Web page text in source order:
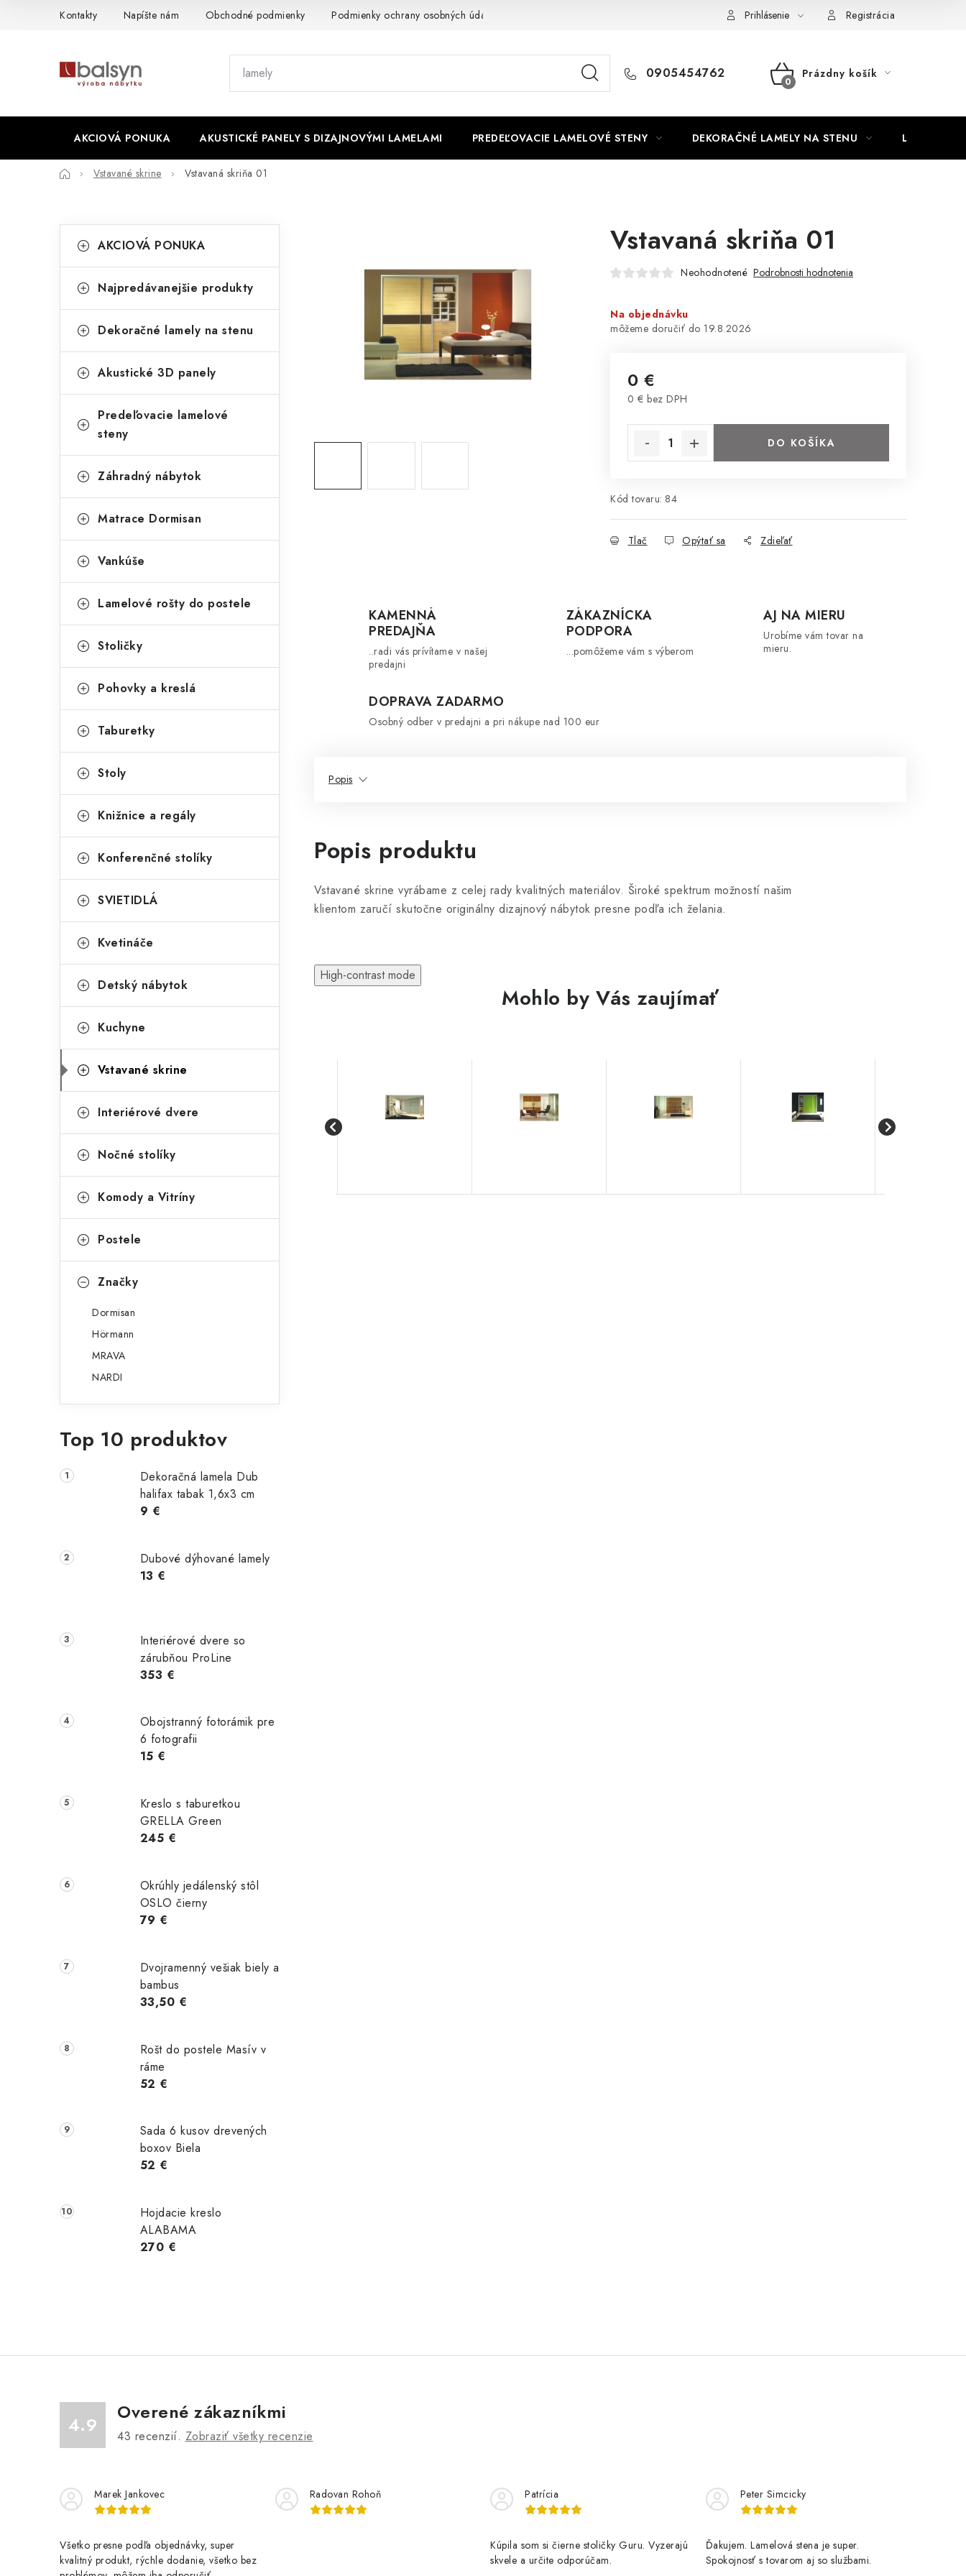
Kontakty Napíšte nám Obchodné podmienky Podmienky ochrany osobných údajov Nábytok na mieru Najpredávanejšie produkty
Prihlásenie Registrácia
0905454762
NÁKUPNÝ
Prázdny košík
AKCIOVÁ PONUKA AKUSTICKÉ PANELY S DIZAJNOVÝMI LAMELAMI PREDEĽOVACIE LAMELOVÉ STENY DEKORAČNÉ LAMELY NA STENU LAMELOVÉ
DomovVstavané skrine Vstavaná skriňa 01
o
n
ý
a
e
kategórie
a
e
ó
i
AKCIOVÁ PONUKA
Najpredávanejšie produkty
Dekoračné lamely na stenu
Akustické 3D panely
Predeľovacie lamelové
steny
Záhradný nábytok
Matrace Dormisan
Vankúše
Lamelové rošty do postele
Stoličky
Pohovky a kreslá
Taburetky
Stoly
Knižnice a regály
Konferenčné stolíky
SVIETIDLÁ
Kvetináče
Detský nábytok
Kuchyne
Vstavané skrine
Interiérové dvere
Nočné stolíky
Komody a Vitríny
Postele
Značky
Dormisan
Hörmann
MRAVA
NARDI
Top 10 produktov
Dekoračná lamela Dub
halifax tabak 1,6x3 cm
9 €
Dubové dýhované lamely
13 €
Interiérové dvere so
zárubňou ProLine
353 €
Obojstranný fotorámik pre
6 fotografii
15 €
Kreslo s taburetkou
GRELLA Green
245 €
Okrúhly jedálenský stôl
OSLO čierny
79 €
Dvojramenný vešiak biely a
bambus
33,50 €
Rošt do postele Masív v
ráme
52 €
Sada 6 kusov drevených
boxov Biela
52 €
Hojdacie kreslo
ALABAMA
270 €
Vstavaná skriňa 01
Neohodnotené Podrobnosti hodnotenia
Na objednávku
19.8.2026
0 €
0 € bez DPH
DO KOŠÍKA
Kód tovaru: 84
Tlač Opýtať sa Zdieľať
KAMENNÁ
PREDAJŇA
..radi vás prívítame v našej
predajni
ZÁKAZNÍCKA
PODPORA
...pomôžeme vám s výberom
AJ NA MIERU
Urobíme vám tovar na
mieru.
DOPRAVA ZADARMO
Osobný odber v predajni a pri nákupe nad 100 eur
Popis
Popis produktu
Vstavané skrine vyrábame z celej rady kvalitných materiálov. Široké spektrum možností našim
klientom zaručí skutočne originálny dizajnový nábytok presne podľa ich želania.
High-contrast mode
Mohlo by Vás zaujímať
4.9
Overené zákazníkmi
43 recenzií. Zobraziť všetky recenzie
Marek Jankovec
Všetko presne podľa objednávky, super
kvalitný produkt, rýchle dodanie, všetko bez
Radovan Rohoň Patrícia
Kúpila som si čierne stoličky Guru. Vyzerajú
skvele a určite odporúčam.
Peter Simcicky
Ďakujem. Lamelová stena je super.
Spokojnosť s tovarom aj so službami.